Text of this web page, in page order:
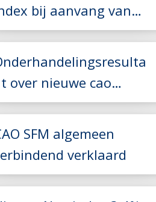
Lees meerbij aanvang van
nieuw
Lees meer
over nieuwe cao
en Taxi
SFM algemeen
verklaard